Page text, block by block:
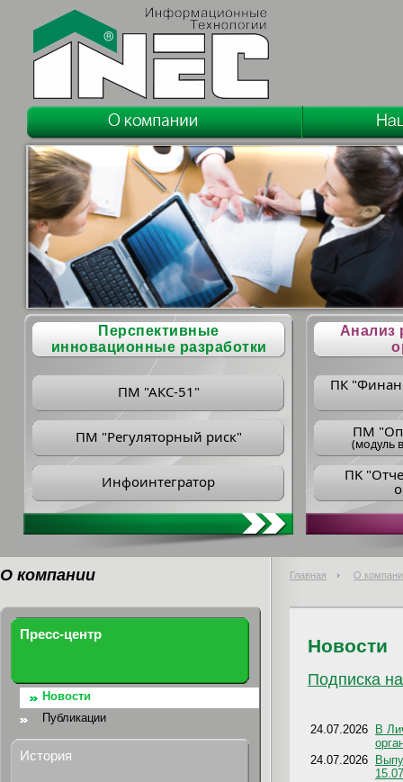
Перспективные
инновационные разработки
ПМ "АКС-51"
ПМ "Регуляторный риск"
Инфоинтегратор
Анализ
ПК
ПM
(модуль
ПK
О компании Главная О
Пресс-центр
Новости
Публикации
История
Новости
Подписка
24.07.2026
В
24.07.2026